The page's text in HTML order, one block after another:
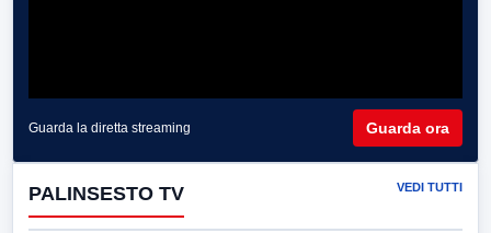
Guarda la diretta streaming Guarda ora
PALINSESTO TV VEDI TUTTI